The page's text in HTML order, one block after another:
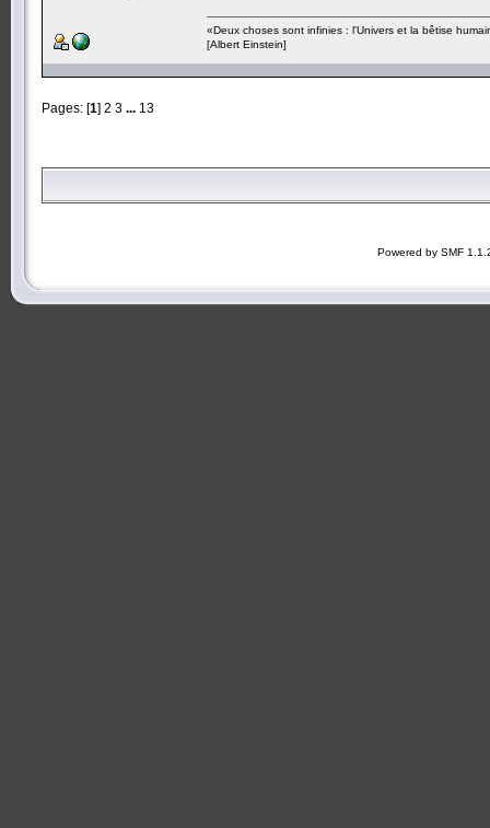
«Deux choses sont infinies : l'Univers et la bêtise
[Albert Einstein]
Pages: [1] 2 3 ... 13
Powered by SMF